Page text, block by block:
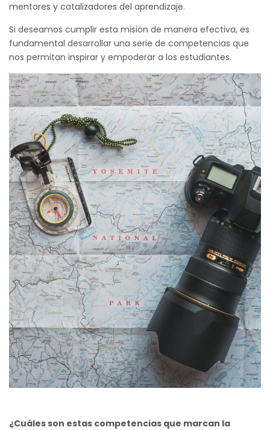
mentores y catalizadores del aprendizaje.
Si deseamos cumplir esta misión de manera efectiva, es
fundamental desarrollar una serie de competencias que
nos permitan inspirar y empoderar a los estudiantes.
¿Cuáles son estas competencias que marcan la